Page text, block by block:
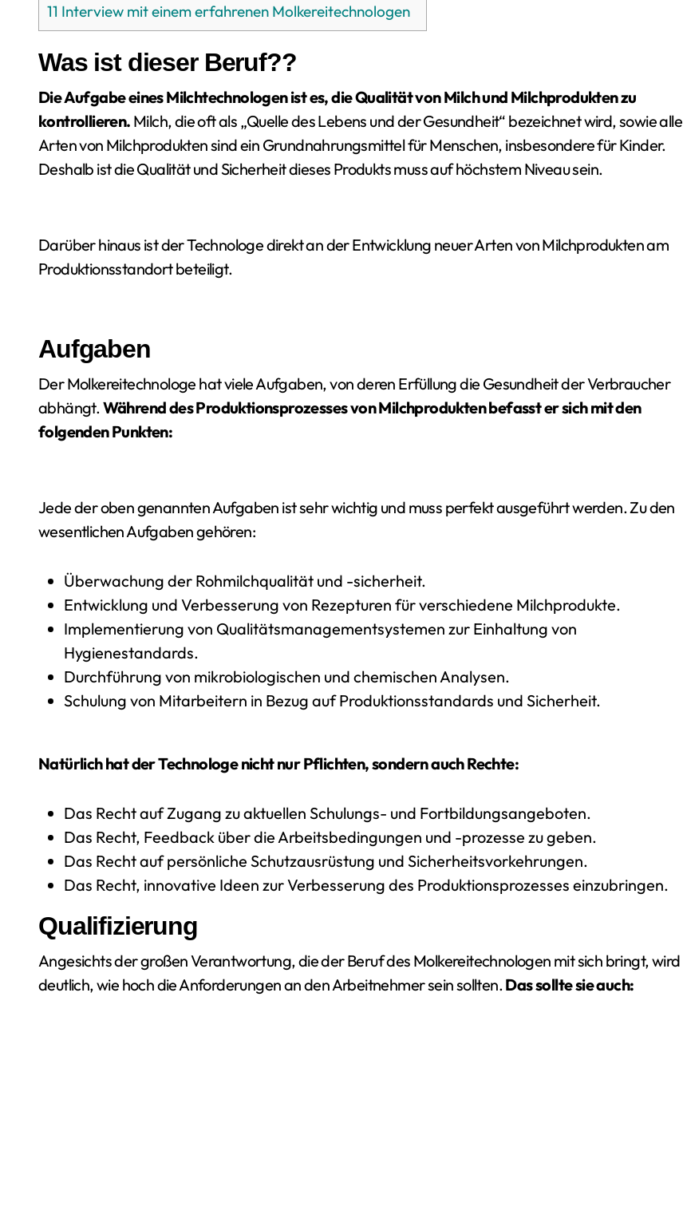
11 Interview mit einem erfahrenen Molkereitechnologen
Was ist dieser Beruf??
Die Aufgabe eines Milchtechnologen ist es, die Qualität von Milch und Milchprodukten zu
kontrollieren. Milch, die oft als „Quelle des Lebens und der Gesundheit“ bezeichnet wird, sowie alle
Arten von Milchprodukten sind ein Grundnahrungsmittel für Menschen, insbesondere für Kinder.
Deshalb ist die Qualität und Sicherheit dieses Produkts muss auf höchstem Niveau sein.
Darüber hinaus ist der Technologe direkt an der Entwicklung neuer Arten von Milchprodukten am
Produktionsstandort beteiligt.
Aufgaben
Der Molkereitechnologe hat viele Aufgaben, von deren Erfüllung die Gesundheit der Verbraucher
abhängt.Während des Produktionsprozesses von Milchprodukten befasst er sich mit den
folgenden Punkten:
Jede der oben genannten Aufgaben ist sehr wichtig und muss perfekt ausgeführt werden. Zu den
wesentlichen Aufgaben gehören:
Überwachung der Rohmilchqualität und -sicherheit.
Entwicklung und Verbesserung von Rezepturen für verschiedene Milchprodukte.
Implementierung von Qualitätsmanagementsystemen zur Einhaltung von
Hygienestandards.
Durchführung von mikrobiologischen und chemischen Analysen.
Schulung von Mitarbeitern in Bezug auf Produktionsstandards und Sicherheit.
Natürlich hat der Technologe nicht nur Pflichten, sondern auch Rechte:
Das Recht auf Zugang zu aktuellen Schulungs- und Fortbildungsangeboten.
Das Recht, Feedback über die Arbeitsbedingungen und -prozesse zu geben.
Das Recht auf persönliche Schutzausrüstung und Sicherheitsvorkehrungen.
Das Recht, innovative Ideen zur Verbesserung des Produktionsprozesses einzubringen.
Qualifizierung
Angesichts der großen Verantwortung, die der Beruf des Molkereitechnologen mit sich bringt, wird
deutlich, wie hoch die Anforderungen an den Arbeitnehmer sein sollten.Das sollte sie auch: